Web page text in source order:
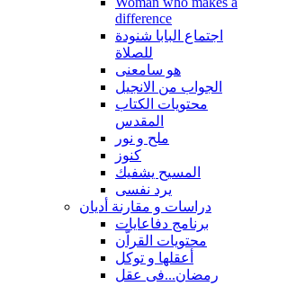
difference
اجتماع البابا شنودة
للصلاة
هو سامعنى
الجواب من الانجيل
محتويات الكتاب
المقدس
ملح و نور
كنوز
المسيح يشفيك
يرد نفسى
دراسات و مقارنة أديان
برنامج دفاعايات
محتويات القراّن
أعقلها و توكل
رمضان...فى عقل